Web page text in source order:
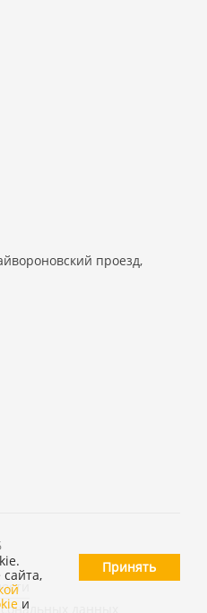
проезд,
данных
и
Принять